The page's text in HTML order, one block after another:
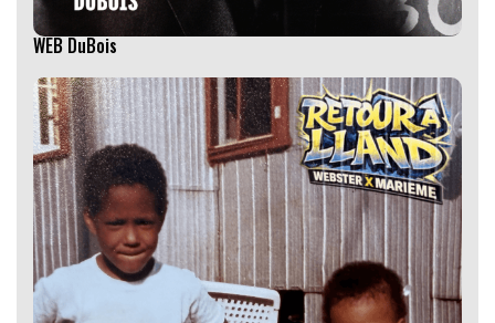
WEB DuBois